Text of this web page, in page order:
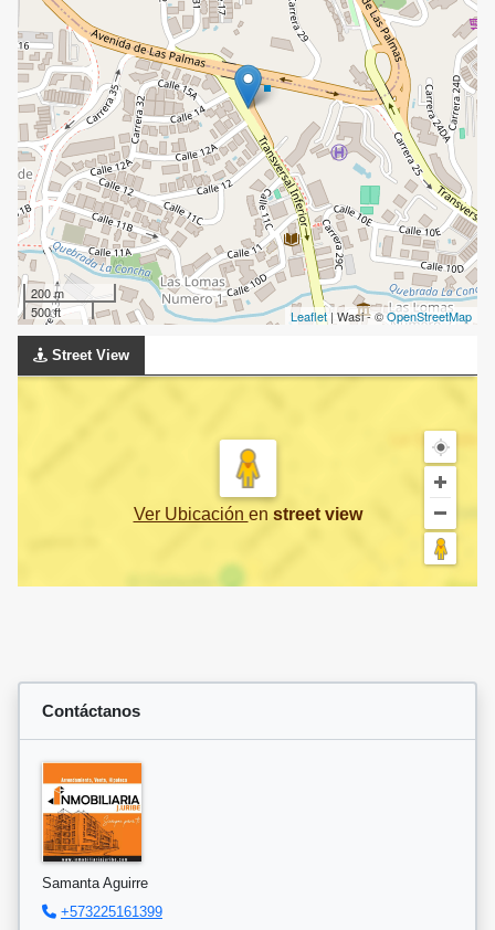
200 m
500 ft
Leaflet| Wasi - ©OpenStreetMap
Street View
Ver Ubicación en street view
Contáctanos
Samanta Aguirre
+573225161399